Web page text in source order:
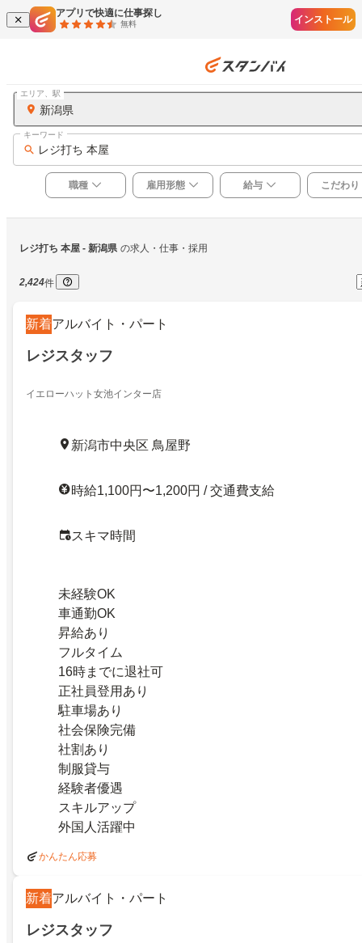
アプリで快適に仕事探し
無料 インストール
新潟県
エリア、駅
レジ打ち 本屋
キーワード
職種 雇用形態 給与 こだわり
レジ打ち 本屋 - 新潟県 の求人・仕事・採用
2,424件
新着アルバイト・パート
レジスタッフ
イエローハット女池インター店
新潟市中央区 鳥屋野
時給1,100円〜1,200円 / 交通費支給
スキマ時間
未経験OK
車通勤OK
昇給あり
フルタイム
16時までに退社可
正社員登用あり
駐車場あり
社会保険完備
社割あり
制服貸与
経験者優遇
スキルアップ
外国人活躍中
かんたん応募
新着アルバイト・パート
レジスタッフ